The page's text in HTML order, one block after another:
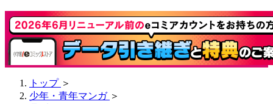
トップ ＞
少年・青年マンガ ＞